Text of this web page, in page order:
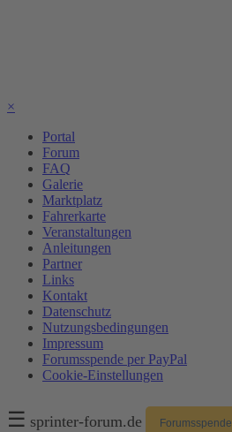
×
Portal
Forum
FAQ
Galerie
Marktplatz
Fahrerkarte
Veranstaltungen
Anleitungen
Partner
Links
Kontakt
Datenschutz
Nutzungsbedingungen
Impressum
Forumsspende per PayPal
Cookie-Einstellungen
☰ sprinter-forum.de Forumsspende